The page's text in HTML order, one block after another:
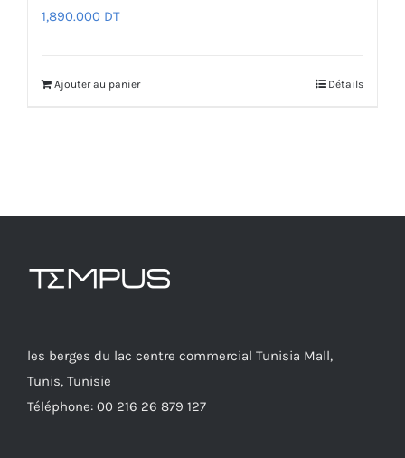
1,890.000 DT
Ajouter au panier Détails
les berges du lac centre commercial Tunisia Mall,
Tunis, Tunisie
Téléphone: 00 216 26 879 127